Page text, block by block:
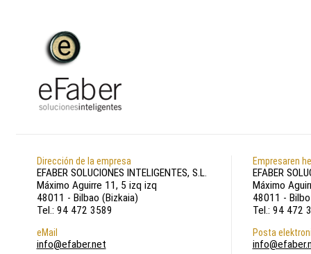
Dirección de la empresa
EFABER SOLUCIONES INTELIGENTES, S.L.
Máximo Aguirre 11, 5 izq izq
48011 - Bilbao (Bizkaia)
Tel.: 94 472 3589
eMail
info@efaber.net
Empresaren
EFABER
Máximo
48011 -
Tel.: 94 472
Posta